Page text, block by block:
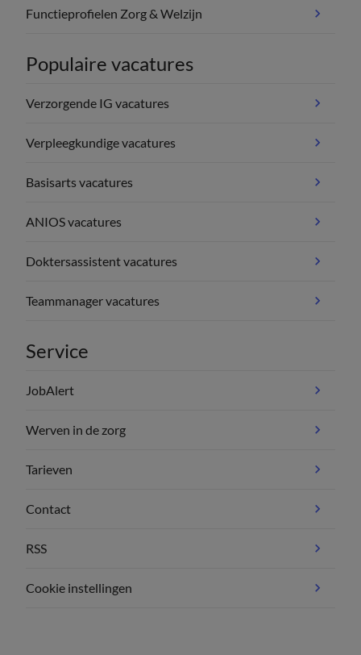
Functieprofielen Zorg & Welzijn
Populaire vacatures
Verzorgende IG vacatures
Verpleegkundige vacatures
Basisarts vacatures
ANIOS vacatures
Doktersassistent vacatures
Teammanager vacatures
Service
JobAlert
Werven in de zorg
Tarieven
Contact
RSS
Cookie instellingen